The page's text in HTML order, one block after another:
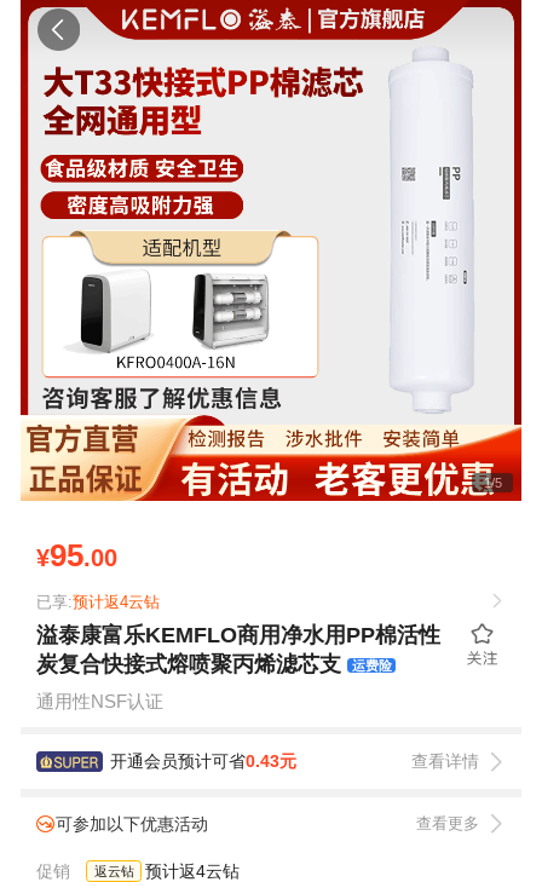
1/5
¥95.00
已享:预计返4云钻
溢泰康富乐KEMFLO商用净水用PP棉活性
炭复合快接式熔喷聚丙烯滤芯支 运费险
通用性NSF认证
开通会员预计可省0.43元 查看详情
可参加以下优惠活动 查看更多
促销 返云钻 预计返4云钻